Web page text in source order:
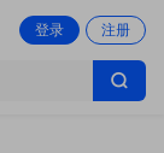
登录 注册